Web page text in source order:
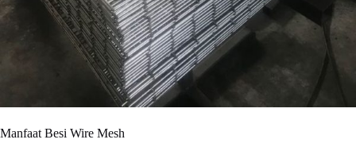
Manfaat Besi Wire Mesh